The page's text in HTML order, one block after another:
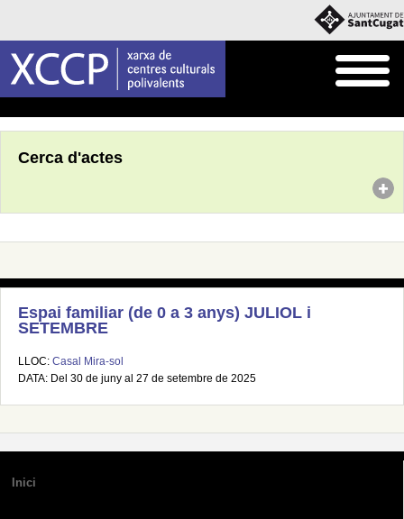
Cerca d'actes
Espai familiar (de 0 a 3 anys) JULIOL i
SETEMBRE
LLOC: Casal Mira-sol
DATA: Del 30 de juny al 27 de setembre de 2025
Inici